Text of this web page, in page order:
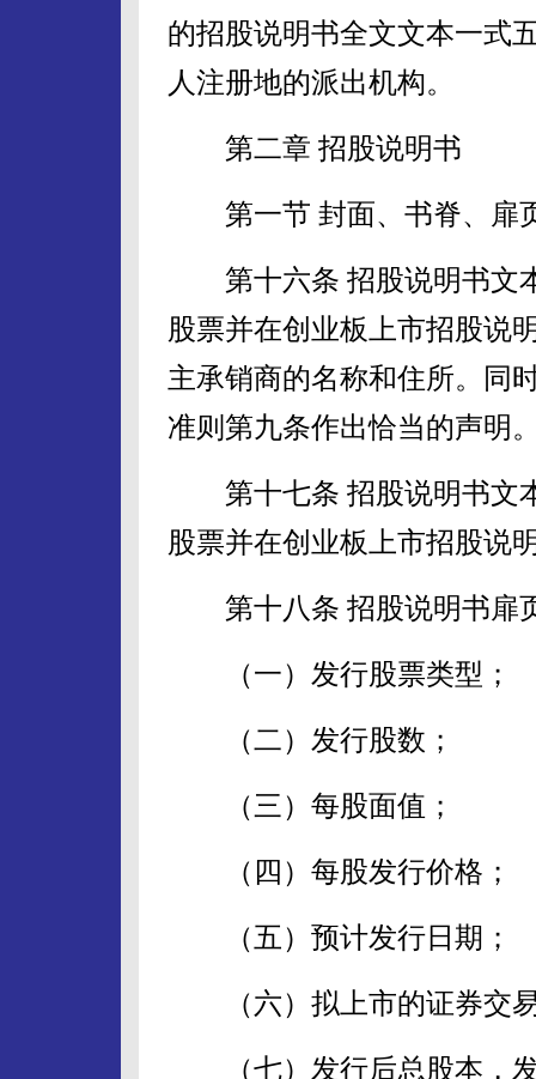
的招股说明书全文文本一式
人注册地的派出机构。
第二章 招股说明书
第一节 封面、书脊、扉
第十六条 招股说明书文
股票并在创业板上市招股说
主承销商的名称和住所。同
准则第九条作出恰当的声明
第十七条 招股说明书文
股票并在创业板上市招股说
第十八条 招股说明书扉
（一）发行股票类型；
（二）发行股数；
（三）每股面值；
（四）每股发行价格；
（五）预计发行日期；
（六）拟上市的证券交
（七）发行后总股本，发